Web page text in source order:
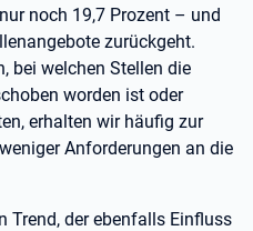
noch 19,7 Prozent – und
zurückgeht.
bei welchen Stellen die
worden ist oder
erhalten wir häufig zur
Anforderungen an die
Trend, der ebenfalls Einfluss